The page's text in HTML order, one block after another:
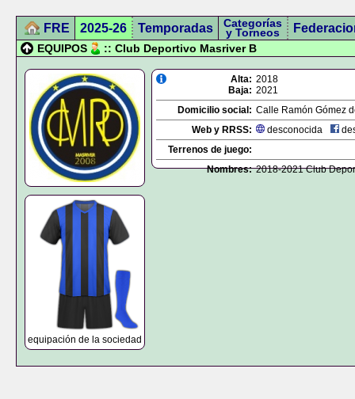
FRE 2025-26 Temporadas Categorías
y Torneos
EQUIPOS :: Club Deportivo Masriver B
equipación de la sociedad
Alta: 2018
Baja: 2021
Domicilio social: Calle Ramón Gómez
Web y RRSS:
desconocida
Terrenos de juego:
Nombres: 2018-2021 Club